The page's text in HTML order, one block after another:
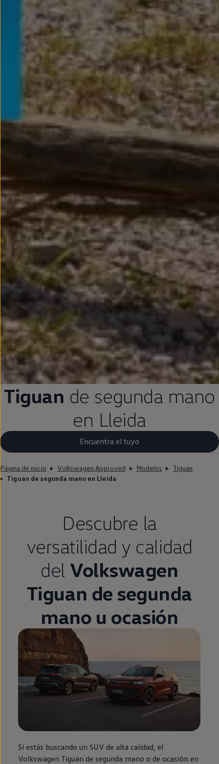
Tiguan de segunda mano
en Lleida
Encuentra el tuyo
Página de inicio Volkswagen Approved Modelos
Tiguan
Tiguan de segunda mano en Lleida
Descubre la
versatilidad y calidad
del Volkswagen
Tiguan de segunda
mano u ocasión
Si estás buscando un SUV de alta calidad, el
Volkswagen Tiguan de segunda mano o de ocasión en